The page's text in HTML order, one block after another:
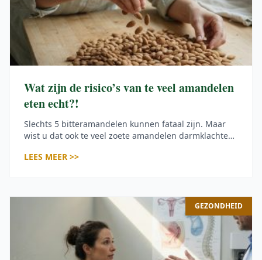
Wat zijn de risico’s van te veel amandelen
eten echt?!
Slechts 5 bitteramandelen kunnen fataal zijn. Maar
wist u dat ook te veel zoete amandelen darmklachten
LEES MEER >>
GEZONDHEID